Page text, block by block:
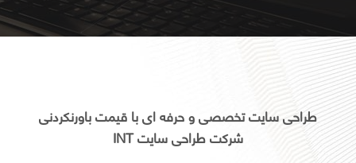
طراحی سایت تخصصی و حرفه ای با قیمت باورنکردنی
شرکت طراحی سایت INT